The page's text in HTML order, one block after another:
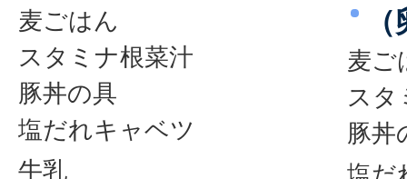
麦ごはん
スタミナ根菜汁
豚丼の具
塩だれキャベツ
牛乳
麦ご
スタ
豚丼